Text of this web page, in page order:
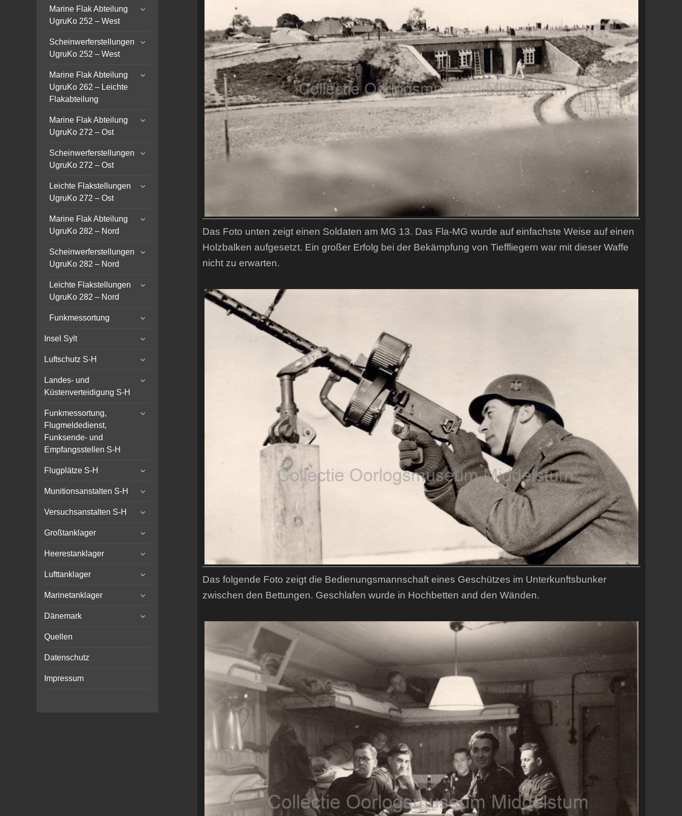
Marine Flak Abteilung
UgruKo 252 – West
expand
Scheinwerferstellungen
UgruKo 252 – West
expand
Marine Flak Abteilung
UgruKo 262 – Leichte
Flakabteilung
expand
Marine Flak Abteilung
UgruKo 272 – Ost
expand
Scheinwerferstellungen
UgruKo 272 – Ost
expand
Leichte Flakstellungen
UgruKo 272 – Ost
expand
Marine Flak Abteilung
UgruKo 282 – Nord
expand
Scheinwerferstellungen
UgruKo 282 – Nord
expand
Leichte Flakstellungen
UgruKo 282 – Nord
expand
Funkmessortung
expand
menu
Insel Sylt
expand
menu
Luftschutz S-H
expand
menu
Landes- und
Küstenverteidigung S-H
expand
Funkmessortung,
Flugmeldedienst,
Funksende- und
Empfangsstellen S-H
expand
Flugplätze S-H
expand
menu
Munitionsanstalten S-H
expand
menu
Versuchsanstalten S-H
expand
menu
Großtanklager
expand
menu
Heerestanklager
expand
menu
Lufttanklager
expand
menu
Marinetanklager
expand
menu
Dänemark
expand
Quellen
Datenschutz
Impressum
Das Foto unten zeigt einen Soldaten am MG 13. Das Fla-MG wurde auf einfachste Weise auf einen
Holzbalken aufgesetzt. Ein großer Erfolg bei der Bekämpfung von Tieffliegern war mit dieser Waffe
nicht zu erwarten.
Das folgende Foto zeigt die Bedienungsmannschaft eines Geschützes im Unterkunftsbunker
zwischen den Bettungen. Geschlafen wurde in Hochbetten and den Wänden.